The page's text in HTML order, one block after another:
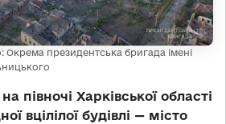
Окрема президентська бригада імені
півночі Харківської області
вцілілої будівлі — місто